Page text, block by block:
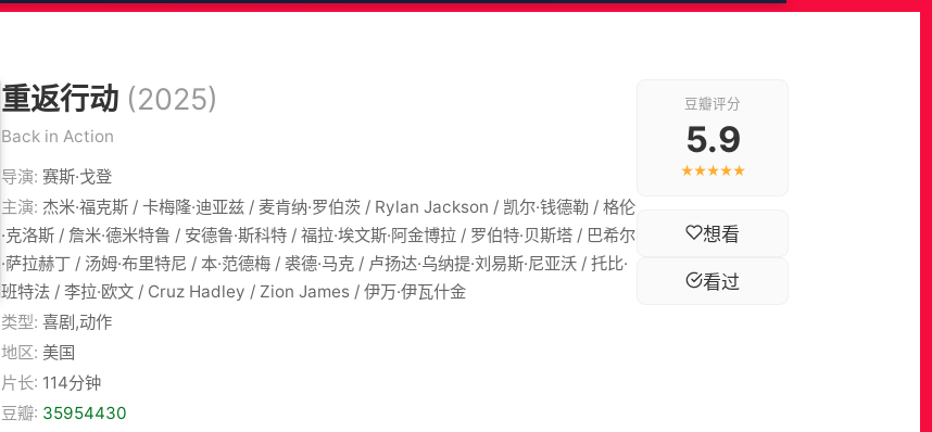
重返行动 (2025)
Back in Action
导演: 赛斯·戈登
主演: 杰米·福克斯 / 卡梅隆·迪亚兹 / 麦肯纳·罗伯茨 / Rylan Jackson / 凯尔·钱德勒 / 格伦
·克洛斯 / 詹米·德米特鲁 / 安德鲁·斯科特 / 福拉·埃文斯·阿金博拉 / 罗伯特·贝斯塔 / 巴希尔
·萨拉赫丁 / 汤姆·布里特尼 / 本·范德梅 / 裘德·马克 / 卢扬达·乌纳提·刘易斯·尼亚沃 / 托比·
班特法 / 李拉·欧文 / Cruz Hadley / Zion James / 伊万·伊瓦什金
类型: 喜剧,动作
地区: 美国
片长: 114分钟
豆瓣: 35954430
豆瓣评分
5.9
★★★★★
想看
看过